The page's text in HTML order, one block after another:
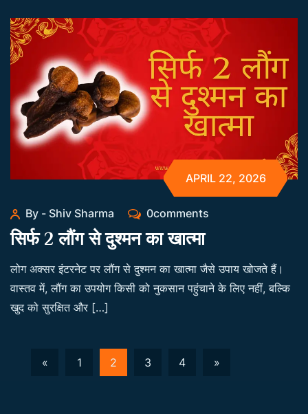
APRIL 22, 2026
By - Shiv Sharma 0comments
सिर्फ 2 लौंग से दुश्मन का खात्मा
लोग अक्सर इंटरनेट पर लौंग से दुश्मन का खात्मा जैसे उपाय खोजते हैं।
वास्तव में, लौंग का उपयोग किसी को नुकसान पहुंचाने के लिए नहीं, बल्कि
खुद को सुरक्षित और […]
« 1 2 3 4 »